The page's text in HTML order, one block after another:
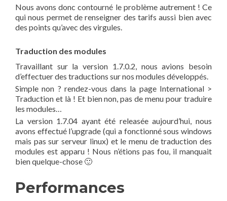
Nous avons donc contourné le problème autrement ! Ce
qui nous permet de renseigner des tarifs aussi bien avec
des points qu’avec des virgules.
Traduction des modules
Travaillant sur la version 1.7.0.2, nous avions besoin
d’effectuer des traductions sur nos modules développés.
Simple non ? rendez-vous dans la page International >
Traduction et là ! Et bien non, pas de menu pour traduire
les modules…
La version 1.7.04 ayant été releasée aujourd’hui, nous
avons effectué l’upgrade (qui a fonctionné sous windows
mais pas sur serveur linux) et le menu de traduction des
modules est apparu ! Nous n’étions pas fou, il manquait
bien quelque-chose 🙂
Performances